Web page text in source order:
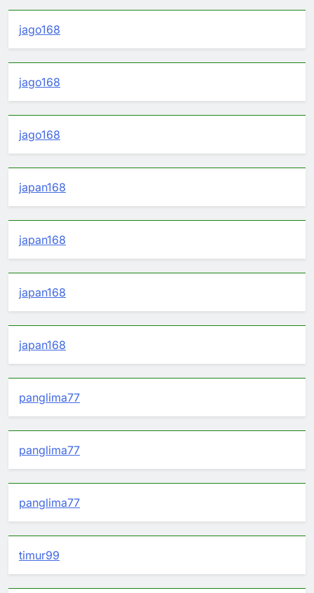
jago168
jago168
jago168
japan168
japan168
japan168
japan168
panglima77
panglima77
panglima77
timur99